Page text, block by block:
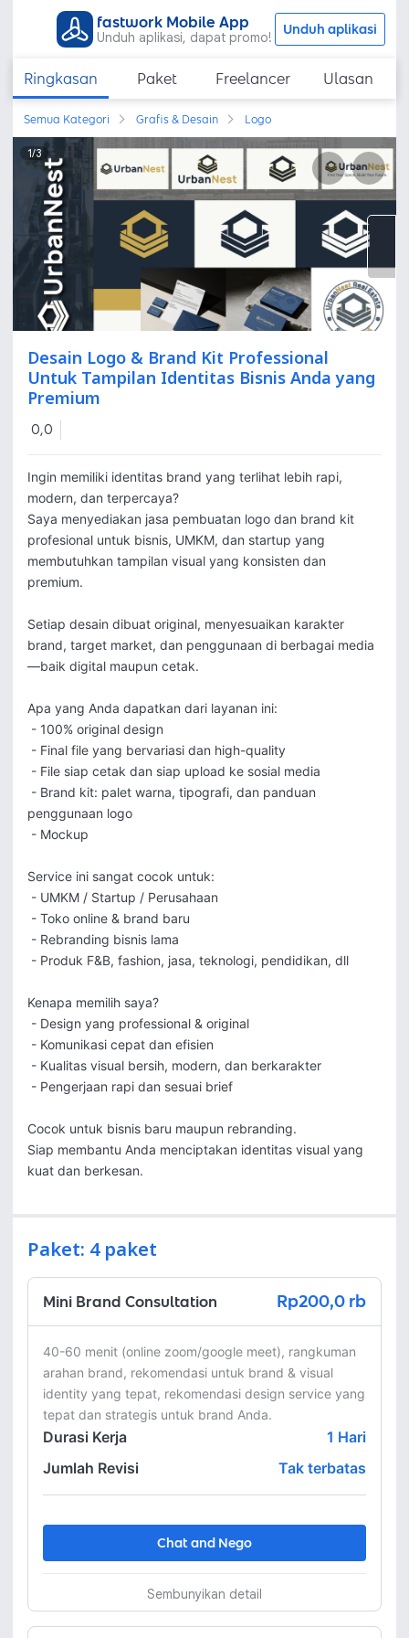
fastwork Mobile App
Unduh aplikasi, dapat promo! Unduh aplikasi
Ringkasan Paket Freelancer Ulasan
Semua Kategori Grafis & Desain Logo
1/3
Desain Logo & Brand Kit Professional
Untuk Tampilan Identitas Bisnis Anda yang
Premium
0,0
Ingin memiliki identitas brand yang terlihat lebih rapi,
modern, dan terpercaya?
Saya menyediakan jasa pembuatan logo dan brand kit
profesional untuk bisnis, UMKM, dan startup yang
membutuhkan tampilan visual yang konsisten dan
premium.
Setiap desain dibuat original, menyesuaikan karakter
brand, target market, dan penggunaan di berbagai media
—baik digital maupun cetak.
Apa yang Anda dapatkan dari layanan ini:
penggunaan logo
Service ini sangat cocok untuk:
Kenapa memilih saya?
Cocok untuk bisnis baru maupun rebranding.
Siap membantu Anda menciptakan identitas visual yang
kuat dan berkesan.
Paket: 4 paket
Mini Brand Consultation Rp200,0 rb
40-60 menit (online zoom/google meet), rangkuman
arahan brand, rekomendasi untuk brand & visual
identity yang tepat, rekomendasi design service yang
tepat dan strategis untuk brand Anda.
Durasi Kerja 1 Hari
Jumlah Revisi
Tak terbatas
Chat and Nego
Sembunyikan detail